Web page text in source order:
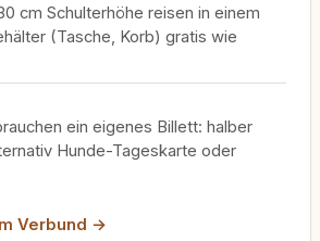
cm Schulterhöhe reisen in einem
(Tasche, Korb) gratis wie
ein eigenes Billett: halber
Hunde-Tageskarte oder
Verbund →